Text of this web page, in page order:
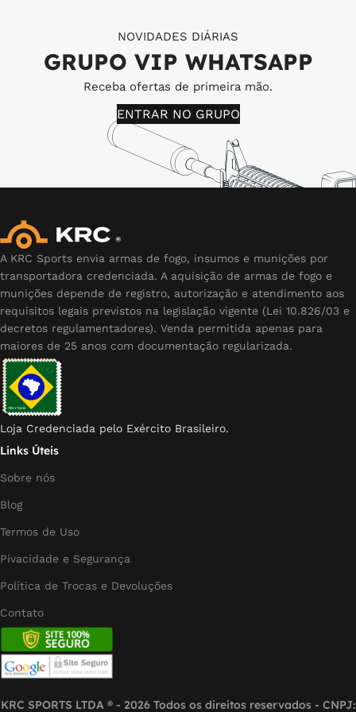
NOVIDADES DIÁRIAS
GRUPO VIP WHATSAPP
Receba ofertas de primeira mão.
ENTRAR NO GRUPO
A KRC Sports envia armas de fogo, insumos e munições por
transportadora credenciada. A aquisição de armas de fogo e
munições depende de registro, autorização e atendimento aos
requisitos legais previstos na legislação vigente (Lei 10.826/03 e
decretos regulamentadores). Venda permitida apenas para
maiores de 25 anos com documentação regularizada.
Loja Credenciada pelo Exército Brasileiro.
Links Úteis
Sobre nós
Blog
Termos de Uso
Pivacidade e Segurança
Política de Trocas e Devoluções
Contato
KRC SPORTS LTDA ® - 2026 Todos os direitos reservados - CNPJ: